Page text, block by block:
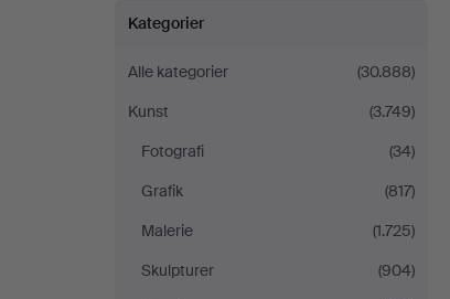
Tegninger
Danmark
Kategorier
Alle kategorier
(30.888)
Kunst
(3.749)
Fotografi
(34)
Grafik
(817)
Malerie
(1.725)
Skulpturer
(904)